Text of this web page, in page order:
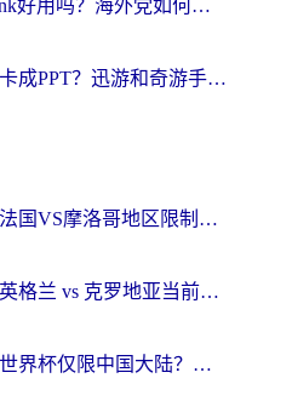
ChickCN和GoLink好用吗？海外党如何选对回国加速器
海外玩国内手游卡成PPT？迅游和奇游手游哪个好？一篇讲透回国加速器怎么选
在国外看世界杯法国VS摩洛哥地区限制？这篇指南让你流畅看中文解说无压力
在国外看世界杯英格兰 vs 克罗地亚当前地区不可播放？这篇指南帮你搞定所有海外观赛难题
在海外看央视频世界杯仅限中国大陆？这篇指南帮你解锁中文解说+无卡顿直播